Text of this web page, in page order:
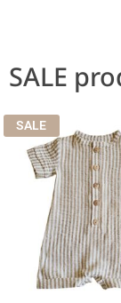
SALE
SALE